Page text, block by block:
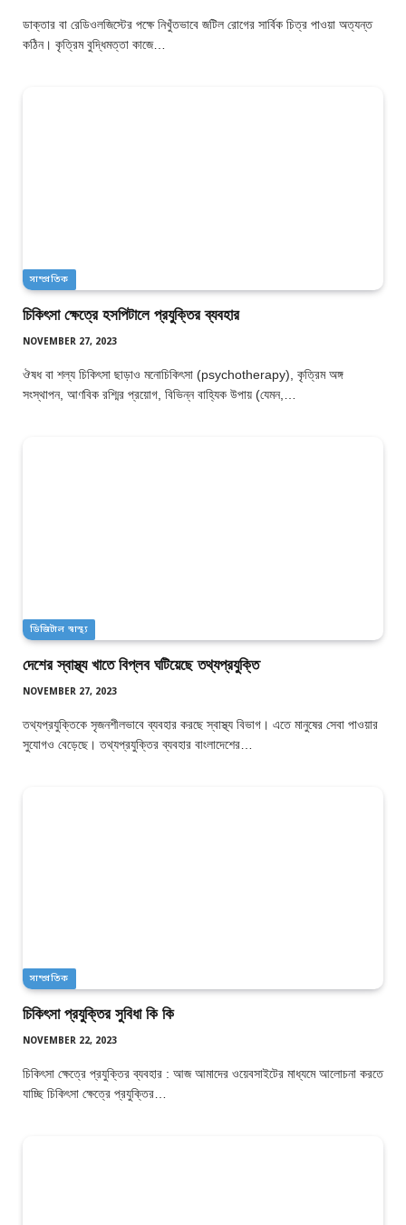
ডাক্তার বা রেডিওলজিস্টের পক্ষে নিখুঁতভাবে জটিল রোগের সার্বিক চিত্র পাওয়া অত্যন্ত
কঠিন। কৃত্রিম বুদ্ধিমত্তা কাজে…
সাম্প্রতিক
চিকিৎসা ক্ষেত্রে হসপিটালে প্রযুক্তির ব্যবহার
NOVEMBER 27, 2023
ঔষধ বা শল্য চিকিৎসা ছাড়াও মনোচিকিৎসা (psychotherapy), কৃত্রিম অঙ্গ
সংস্থাপন, আণবিক রশ্মির প্রয়োগ, বিভিন্ন বাহ্যিক উপায় (যেমন,…
ডিজিটাল স্বাস্থ্য
দেশের স্বাস্থ্য খাতে বিপ্লব ঘটিয়েছে তথ্যপ্রযুক্তি
NOVEMBER 27, 2023
তথ্যপ্রযুক্তিকে সৃজনশীলভাবে ব্যবহার করছে স্বাস্থ্য বিভাগ। এতে মানুষের সেবা পাওয়ার
সুযোগও বেড়েছে। তথ্যপ্রযুক্তির ব্যবহার বাংলাদেশের…
সাম্প্রতিক
চিকিৎসা প্রযুক্তির সুবিধা কি কি
NOVEMBER 22, 2023
চিকিৎসা ক্ষেত্রে প্রযুক্তির ব্যবহার : আজ আমাদের ওয়েবসাইটের মাধ্যমে আলোচনা করতে
যাচ্ছি চিকিৎসা ক্ষেত্রে প্রযুক্তির…